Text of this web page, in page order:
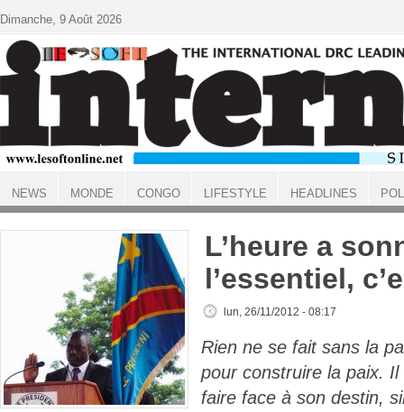
ACCUEIL
L’heure a
l’essentiel,
lun, 26/11/2012 - 08:17
Rien ne se fait sans la
pour construire la paix.
faire face à son destin,
Dimanche, 9 Août 2026
NEWS MONDE CONGO LIFESTYLE HEADLINES